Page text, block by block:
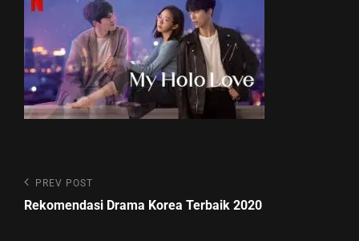
Post
navigation
Previous
Post
PREV POST
Rekomendasi Drama Korea Terbaik 2020